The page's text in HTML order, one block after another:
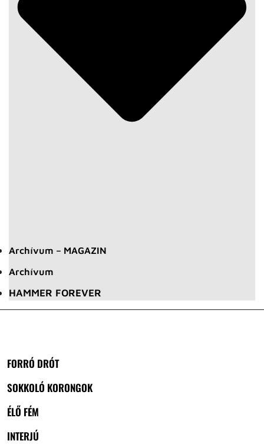
Archívum – MAGAZIN
Archívum
HAMMER FOREVER
FORRÓ DRÓT
SOKKOLÓ KORONGOK
ÉLŐ FÉM
INTERJÚ